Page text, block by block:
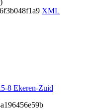
XML
8 Ekeren-Zuid